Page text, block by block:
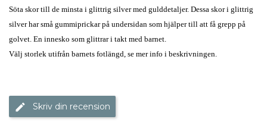
Söta skor till de minsta i glittrig silver med gulddetaljer. Dessa skor i glittrig
silver har små gummiprickar på undersidan som hjälper till att få grepp på
golvet. En innesko som glittrar i takt med barnet.
Välj storlek utifrån barnets fotlängd, se mer info i beskrivningen.
edit Skriv din recension